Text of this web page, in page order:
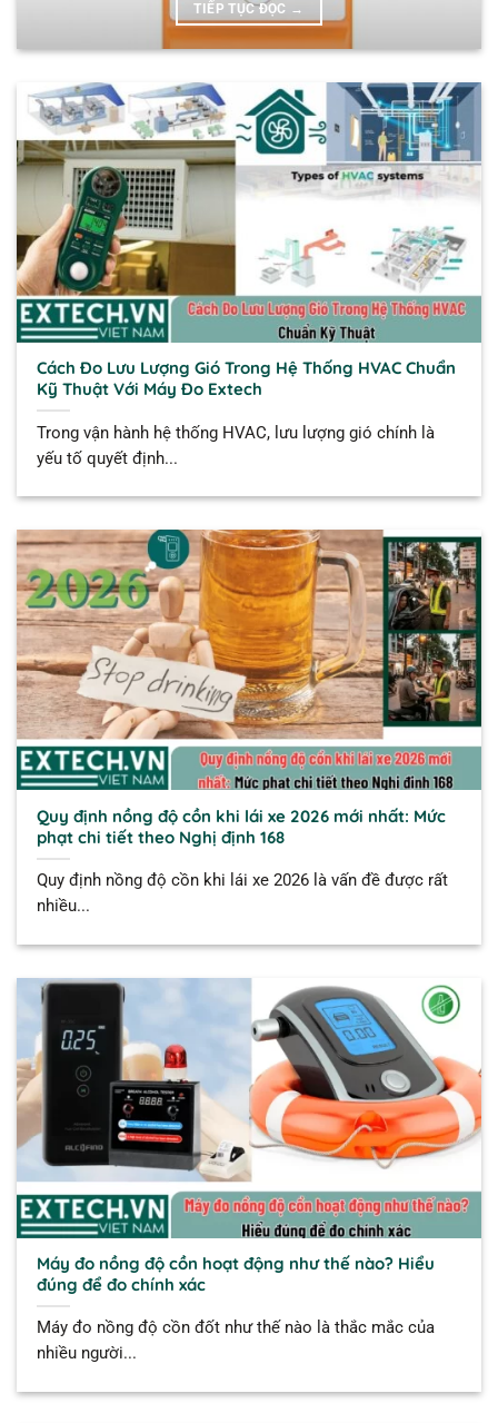
TIẾP TỤC ĐỌC →
Cách Đo Lưu Lượng Gió Trong Hệ Thống HVAC Chuẩn
Kỹ Thuật Với Máy Đo Extech
Trong vận hành hệ thống HVAC, lưu lượng gió chính là
yếu tố quyết định...
Quy định nồng độ cồn khi lái xe 2026 mới nhất: Mức
phạt chi tiết theo Nghị định 168
Quy định nồng độ cồn khi lái xe 2026 là vấn đề được rất
nhiều...
Máy đo nồng độ cồn hoạt động như thế nào? Hiểu
đúng để đo chính xác
Máy đo nồng độ cồn đốt như thế nào là thắc mắc của
nhiều người...